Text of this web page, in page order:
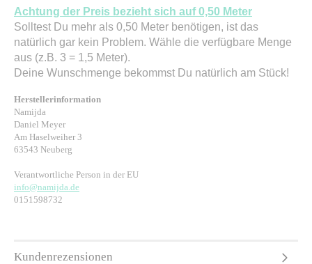
Achtung der Preis bezieht sich auf 0,50 Meter
Solltest Du mehr als 0,50 Meter benötigen, ist das
natürlich gar kein Problem. Wähle die verfügbare Menge
aus (z.B. 3 = 1,5 Meter).
Deine Wunschmenge bekommst Du natürlich am Stück!
Herstellerinformation
Namijda
Daniel Meyer
Am Haselweiher 3
63543 Neuberg
Verantwortliche Person in der EU
info@namijda.de
0151598732
Kundenrezensionen